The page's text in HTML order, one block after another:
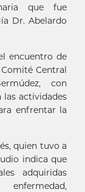
que fue
Dr. Abelardo
encuentro de
Central
con
actividades
enfrentar la
quien tuvo a
indica que
adquiridas